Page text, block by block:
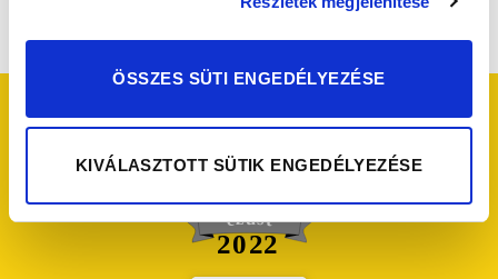
ÖSSZES SÜTI ENGEDÉLYEZÉSE
KIVÁLASZTOTT SÜTIK ENGEDÉLYEZÉSE